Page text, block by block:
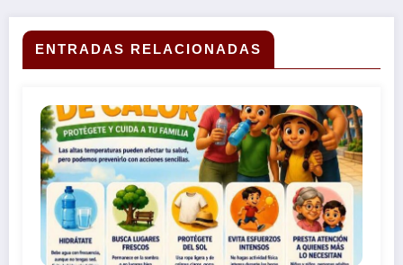
ENTRADAS RELACIONADAS